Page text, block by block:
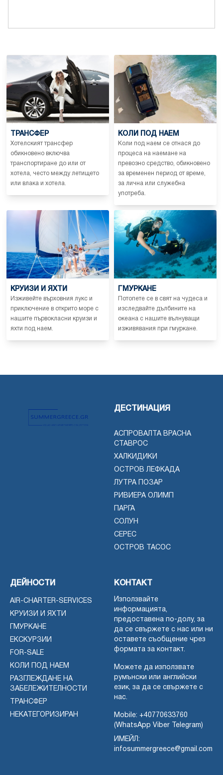
ТРАНСФЕР
Хотелският трансфер
обикновено включва
транспортиране до или от
хотела, често между летището
или влака и хотела.
КОЛИ ПОД НАЕМ
Коли под наем се отнася до
процеса на наемане на
превозно средство, обикновено
за временен период от време,
за лична или служебна
употреба.
КРУИЗИ И ЯХТИ
Изживейте върховния лукс и
приключение в открито море с
нашите първокласни круизи и
яхти под наем.
ГМУРКАНЕ
Потопете се в свят на чудеса и
изследвайте дълбините на
океана с нашите вълнуващи
изживявания при гмуркане.
ДЕСТИНАЦИЯ
АСПРОВАЛТА ВРАСНА
СТАВРОС
ХАЛКИДИКИ
ОСТРОВ ЛЕФКАДА
ЛУТРА ПОЗАР
РИВИЕРА ОЛИМП
ПАРГА
СОЛУН
СЕРЕС
ОСТРОВ ТАСОС
ДЕЙНОСТИ
AIR-CHARTER-SERVICES
КРУИЗИ И ЯХТИ
ГМУРКАНЕ
ЕКСКУРЗИИ
FOR-SALE
КОЛИ ПОД НАЕМ
РАЗГЛЕЖДАНЕ НА
ЗАБЕЛЕЖИТЕЛНОСТИ
ТРАНСФЕР
НЕКАТЕГОРИЗИРАН
КОНТАКТ
Използвайте
информацията,
предоставена по-долу, за
да се свържете с нас или ни
оставете съобщение чрез
формата за контакт.
Можете да използвате
румънски или английски
език, за да се свържете с
нас.
Mobile: +40770633760
(WhatsApp Viber Telegram)
ИМЕЙЛ:
infosummergreece@gmail.com